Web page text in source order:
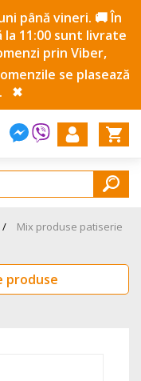
până vineri. 🚚 În
la 11:00 sunt livrate
prin Viber,
se plasează
✖
/
Mix produse patiserie
produse